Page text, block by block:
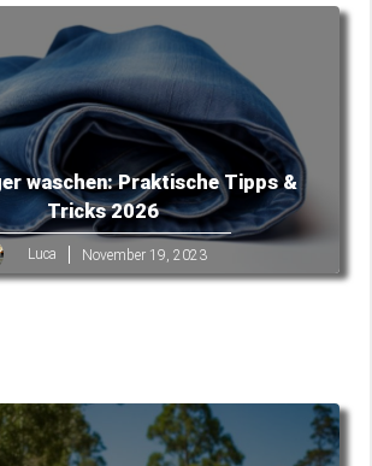
waschen: Praktische Tipps &
Tricks 2026
Luca November 19, 2023